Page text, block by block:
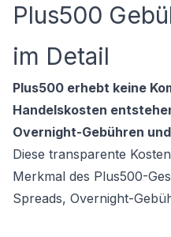
Plus500
im Detail
Plus500 erhebt keine
Handelskosten
Overnight-Gebühren
Diese transparente
Merkmal des Plus500-
Spreads, Overnight-